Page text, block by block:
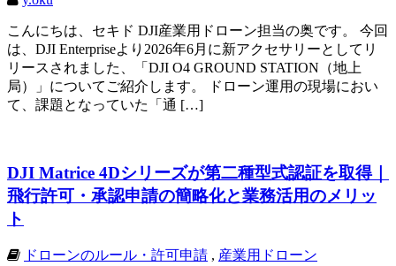
こんにちは、セキド DJI産業用ドローン担当の奥です。 今回
は、DJI Enterpriseより2026年6月に新アクセサリーとしてリ
リースされました、「DJI O4 GROUND STATION（地上
局）」についてご紹介します。 ドローン運用の現場におい
て、課題となっていた「通 […]
DJI Matrice 4Dシリーズが第二種型式認証を取得｜
飛行許可・承認申請の簡略化と業務活用のメリッ
ト
ドローンのルール・許可申請 , 産業用ドローン